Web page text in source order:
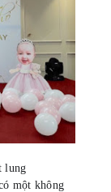
lung
một không